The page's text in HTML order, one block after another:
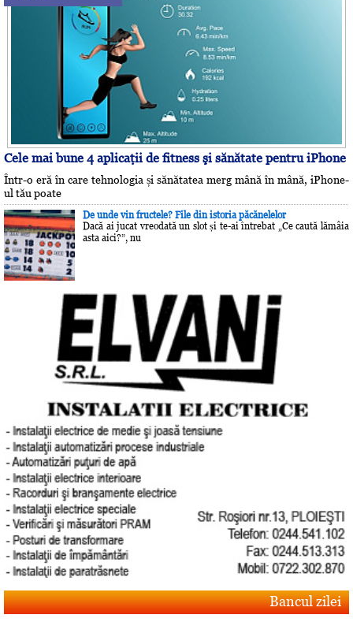
Cele mai bune 4 aplicaţii de fitness şi sănătate pentru iPhone
Într-o eră în care tehnologia și sănătatea merg mână în mână, iPhone-
ul tău poate
De unde vin fructele? File din istoria păcănelelor
Dacă ai jucat vreodată un slot și te-ai întrebat „Ce caută lămâia
asta aici?”, nu
Bancul zilei